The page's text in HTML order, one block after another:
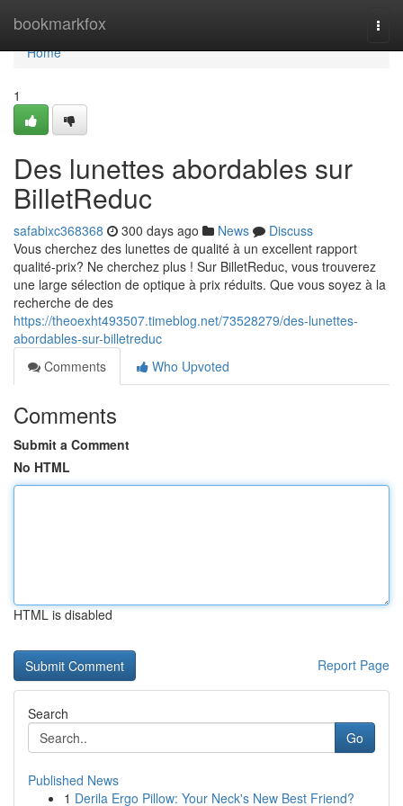
bookmarkfox
Home
Home
1
Des lunettes abordables sur
BilletReduc
safabixc368368 300 days ago News
Discuss
Vous cherchez des lunettes de qualité à un excellent rapport
qualité-prix? Ne cherchez plus ! Sur BilletReduc, vous trouverez
une large sélection de optique à prix réduits. Que vous soyez à la
recherche de des
https://theoexht493507.timeblog.net/73528279/des-lunettes-
abordables-sur-billetreduc
Comments
Who Upvoted
Comments
Submit a Comment
No HTML
HTML is disabled
Report Page
Search
Go
Published News
1 Derila Ergo Pillow: Your Neck's New Best Friend?